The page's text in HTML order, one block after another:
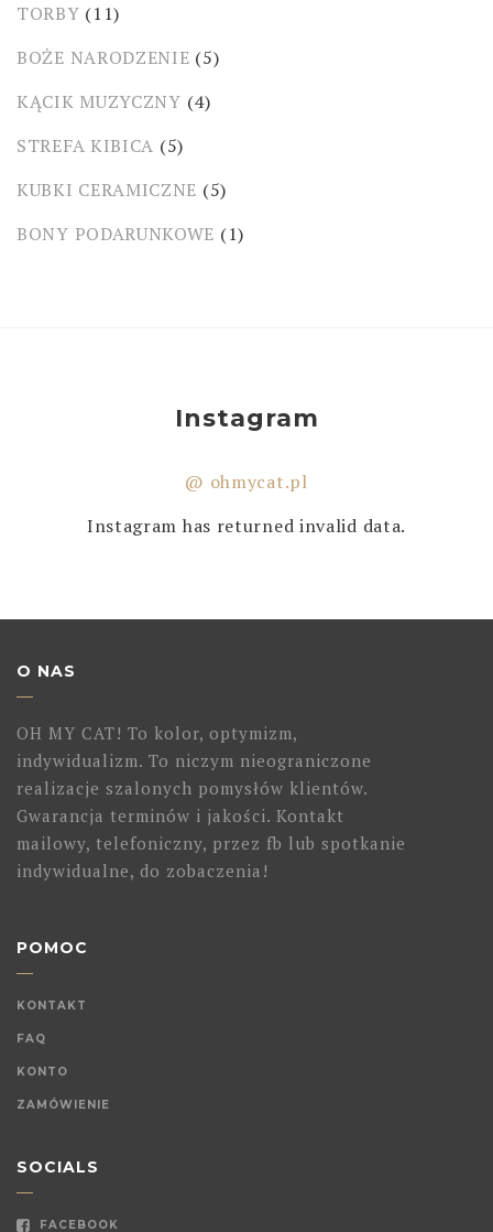
TORBY (11)
BOŻE NARODZENIE (5)
KĄCIK MUZYCZNY (4)
STREFA KIBICA (5)
KUBKI CERAMICZNE (5)
BONY PODARUNKOWE (1)
Instagram
@ ohmycat.pl
Instagram has returned invalid data.
O NAS
OH MY CAT! To kolor, optymizm,
indywidualizm. To niczym nieograniczone
realizacje szalonych pomysłów klientów.
Gwarancja terminów i jakości. Kontakt
mailowy, telefoniczny, przez fb lub spotkanie
indywidualne, do zobaczenia!
POMOC
KONTAKT
FAQ
KONTO
ZAMÓWIENIE
SOCIALS
FACEBOOK